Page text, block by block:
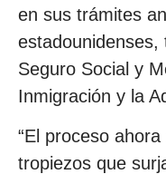
en sus trámites
estadounidenses,
Seguro Social y
Inmigración y la
“El proceso
tropiezos que